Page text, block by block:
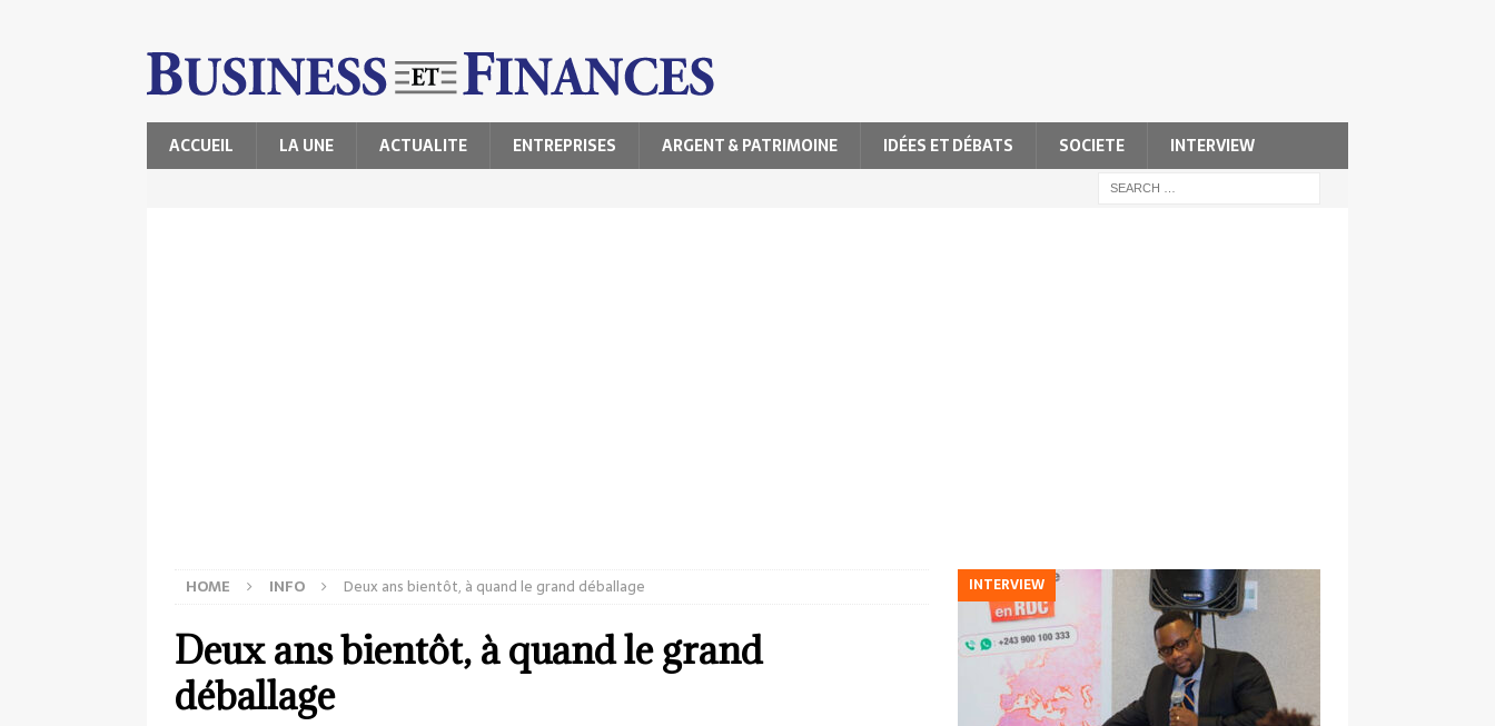
ACCUEIL LA UNE ACTUALITE ENTREPRISES ARGENT & PATRIMOINE IDÉES ET DÉBATS SOCIETE INTERVIEW
HOME INFO Deux ans bientôt, à quand le grand déballage
Deux ans bientôt, à quand le grand
déballage
INTERVIEW